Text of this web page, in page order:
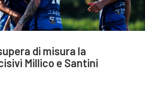
di misura la
Millico e Santini